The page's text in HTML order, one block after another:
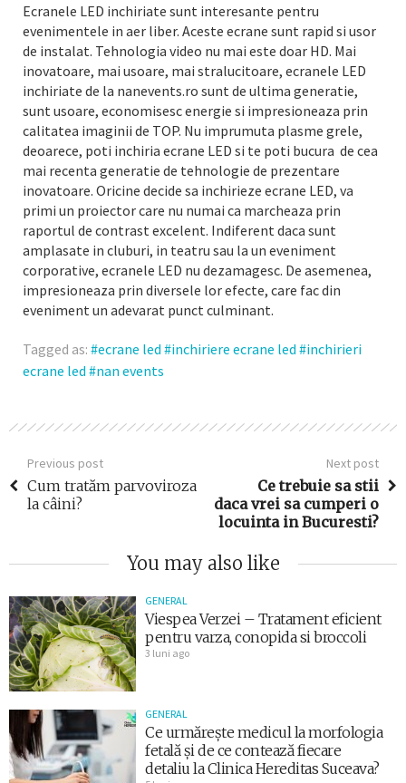
Ecranele LED inchiriate sunt interesante pentru
evenimentele in aer liber. Aceste ecrane sunt rapid si usor
de instalat. Tehnologia video nu mai este doar HD. Mai
inovatoare, mai usoare, mai stralucitoare, ecranele LED
inchiriate de la nanevents.ro sunt de ultima generatie,
sunt usoare, economisesc energie si impresioneaza prin
calitatea imaginii de TOP. Nu imprumuta plasme grele,
deoarece, poti inchiria ecrane LED si te poti bucura de cea
mai recenta generatie de tehnologie de prezentare
inovatoare. Oricine decide sa inchirieze ecrane LED, va
primi un proiector care nu numai ca marcheaza prin
raportul de contrast excelent. Indiferent daca sunt
amplasate in cluburi, in teatru sau la un eveniment
corporative, ecranele LED nu dezamagesc. De asemenea,
impresioneaza prin diversele lor efecte, care fac din
eveniment un adevarat punct culminant.
Tagged as: ecrane led inchiriere ecrane led
inchirieri
ecrane led
nan events
Previous post
Cum tratăm parvoviroza
la câini?
Next post
Ce trebuie sa stii
daca vrei sa cumperi o
locuinta in Bucuresti?
You may also like
GENERAL
Viespea Verzei – Tratament eficient
pentru varza, conopida si broccoli
3 luni ago
GENERAL
Ce urmărește medicul la morfologia
fetală și de ce contează fiecare
detaliu la Clinica Hereditas Suceava?